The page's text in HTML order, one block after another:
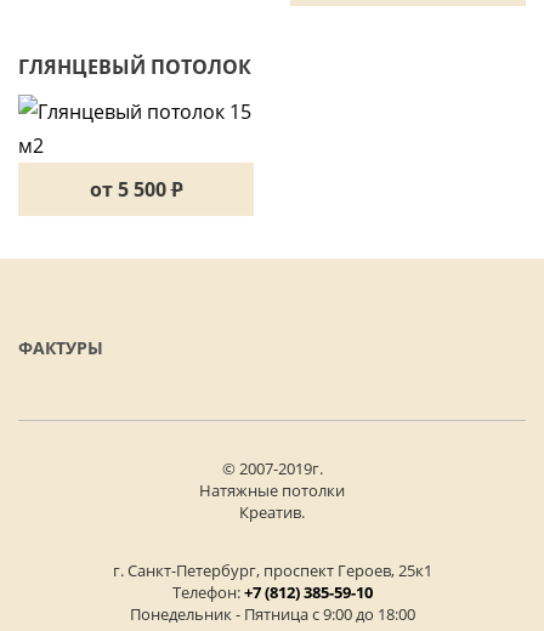
ГЛЯНЦЕВЫЙ ПОТОЛОК
15 М2
от 5 500P
ФАКТУРЫ
© 2007-2019г.
Натяжные потолки
Креатив.
г. Санкт-Петербург, проспект Героев, 25к1
Телефон:+7 (812) 385-59-10
Понедельник - Пятница с 9:00 до 18:00